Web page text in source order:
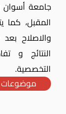
جامعة أسوان
المقبل، كما
والاصلاح
النتائج و
التخصصية.